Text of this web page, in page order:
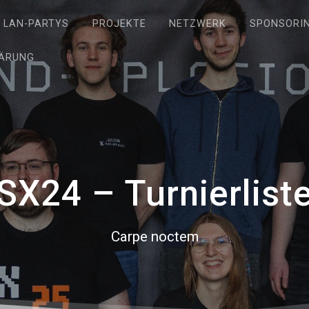
LAN-PARTYS PROJEKTE NETZWERK
–
Carpe noctem